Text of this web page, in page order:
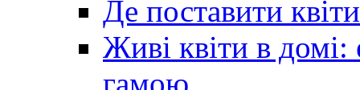
Де поставити
Живі квіти в